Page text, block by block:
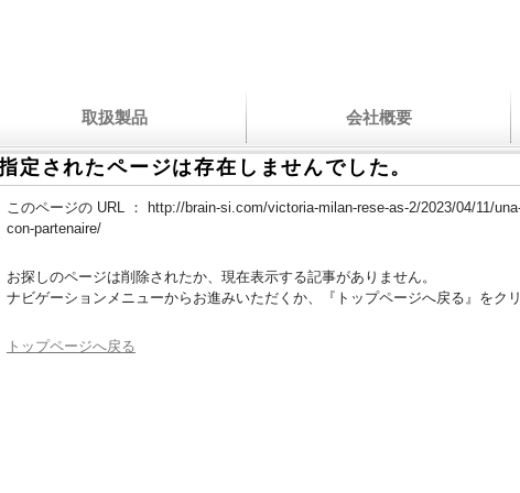
取扱製品 会社概要
定されたページは存在しませんでした。
このページの URL ：
http://brain-si.com/victoria-milan-rese-as-2/2023/04/11/
con-partenaire/
お探しのページは削除されたか、現在表示する記事がありません。
ナビゲーションメニューからお進みいただくか、『トップページへ戻る』をク
トップページへ戻る